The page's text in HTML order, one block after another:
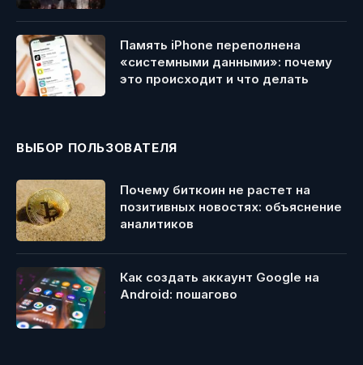
Память iPhone переполнена
«системными данными»: почему
это происходит и что делать
ВЫБОР ПОЛЬЗОВАТЕЛЯ
Почему биткоин не растет на
позитивных новостях: объяснение
аналитиков
Как создать аккаунт Google на
Android: пошагово